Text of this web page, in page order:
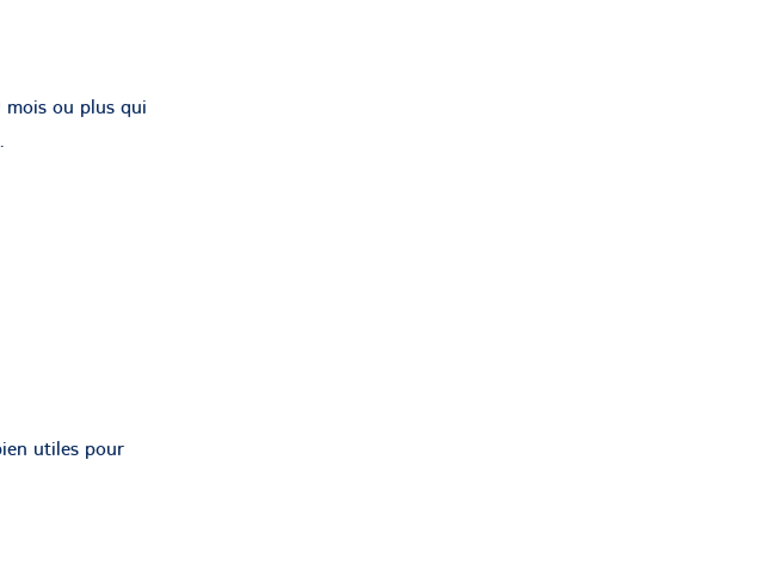
mois ou plus qui
utiles pour